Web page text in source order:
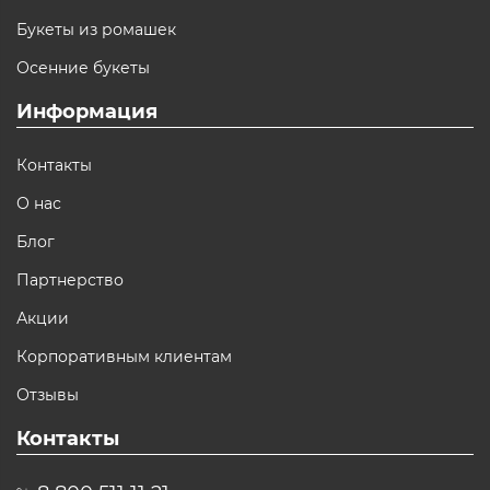
Букеты из ромашек
Осенние букеты
Информация
Контакты
О нас
Блог
Партнерство
Акции
Корпоративным клиентам
Отзывы
Контакты